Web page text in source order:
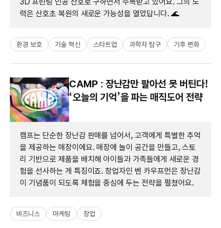
력은 산호초 복원의 새로운 가능성을 열었답니다. 🌊
환경 보호 기술 혁신 스타트업 과학자 탐구 기후 변화
CAMP : 장난감만 팔아선 못 버틴다!
‘오늘의 기억’을 파는 매직도어 전략
캠프는 단순한 장난감 판매를 넘어서, 고객에게 특별한 추억
을 제공하는 매장이에요. 매장에 놀이 공간을 만들고, 스토
리 기반으로 제품을 배치해 아이들과 가족들에게 새로운 경
험을 선사하는 게 특징이죠. 창업자인 벤 카우프먼은 장난감
이 기념품이 되도록 체험을 중심에 두는 전략을 펼쳤어요.
비즈니스 마케팅 창업